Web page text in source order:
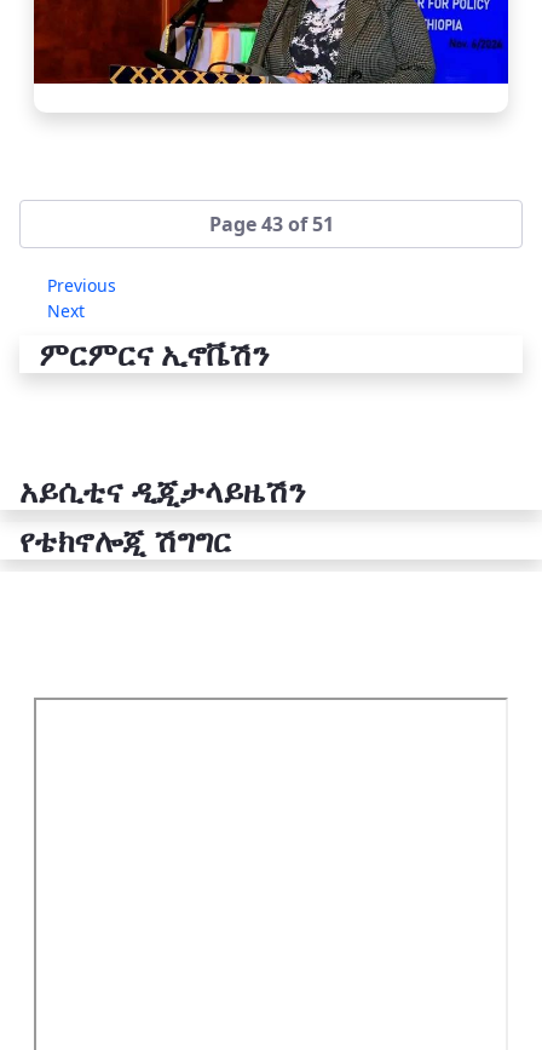
Page 43 of 51
Previous
Next
ምርምርና ኢኖቬሽን
አይሲቲና ዲጂታላይዜሽን
የቴክኖሎጂ ሽግግር